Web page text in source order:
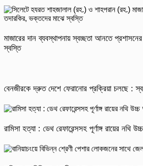
মাজারের দান ব্যবস্থাপনায় স্বচ্ছতা আনতে
স্বস্তি
বেনজীরকে দ্রুত দেশে ফেরানোর প্রক্রিয়া চলছে :
রামিসা হত্যা : ডেথ রেফারেন্সসহ পূর্ণাঙ্গ রায়ের নথি